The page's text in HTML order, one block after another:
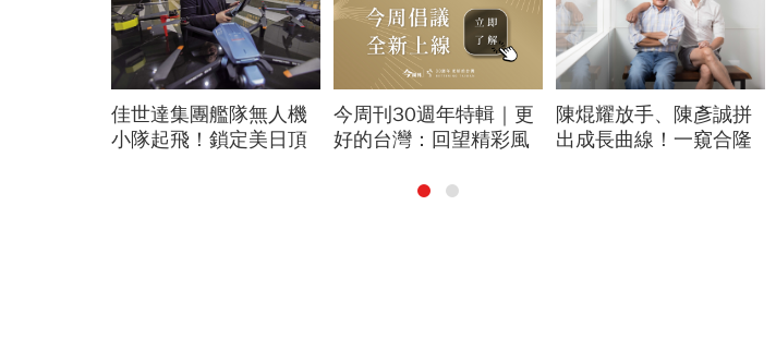
佳世達集團艦隊無人機
小隊起飛！鎖定美日頂
今周刊30週年特輯｜更
好的台灣：回望精彩風
陳焜耀放手、陳彥誠拼
出成長曲線！一窺合隆